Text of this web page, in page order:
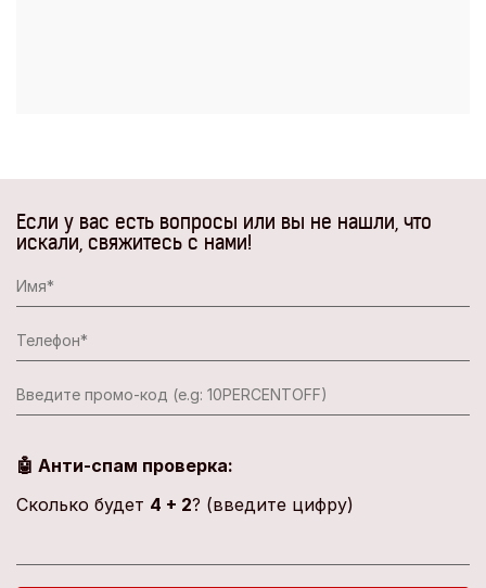
Если у вас есть вопросы или вы не нашли, что
искали, свяжитесь с нами!
🤖 Анти-спам проверка:
Сколько будет 4 + 2? (введите цифру)